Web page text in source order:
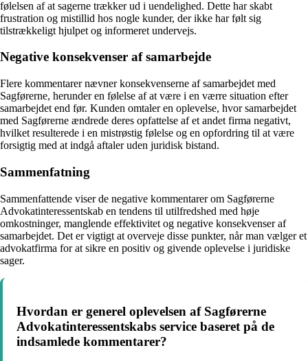
følelsen af at sagerne trækker ud i uendelighed. Dette har skabt
frustration og mistillid hos nogle kunder, der ikke har følt sig
tilstrækkeligt hjulpet og informeret undervejs.
Negative konsekvenser af samarbejde
Flere kommentarer nævner konsekvenserne af samarbejdet med
Sagførerne, herunder en følelse af at være i en værre situation efter
samarbejdet end før. Kunden omtaler en oplevelse, hvor samarbejdet
med Sagførerne ændrede deres opfattelse af et andet firma negativt,
hvilket resulterede i en mistrøstig følelse og en opfordring til at være
forsigtig med at indgå aftaler uden juridisk bistand.
Sammenfatning
Sammenfattende viser de negative kommentarer om Sagførerne
Advokatinteressentskab en tendens til utilfredshed med høje
omkostninger, manglende effektivitet og negative konsekvenser af
samarbejdet. Det er vigtigt at overveje disse punkter, når man vælger et
advokatfirma for at sikre en positiv og givende oplevelse i juridiske
sager.
Hvordan er generel oplevelsen af Sagførerne
Advokatinteressentskabs service baseret på de
indsamlede kommentarer?